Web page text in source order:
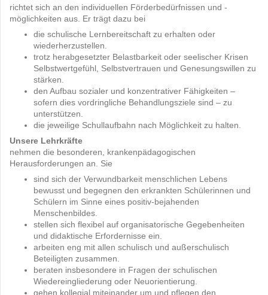
richtet sich an den individuellen Förderbedürfnissen und -
möglichkeiten aus. Er trägt dazu bei
die schulische Lernbereitschaft zu erhalten oder
wiederherzustellen.
trotz herabgesetzter Belastbarkeit oder seelischer Krisen
Selbstwertgefühl, Selbstvertrauen und Genesungswillen zu
stärken.
den Aufbau sozialer und konzentrativer Fähigkeiten –
sofern dies vordringliche Behandlungsziele sind – zu
unterstützen.
die jeweilige Schullaufbahn nach Möglichkeit zu halten.
Unsere Lehrkräfte
nehmen die besonderen, krankenpädagogischen
Herausforderungen an. Sie
sind sich der Verwundbarkeit menschlichen Lebens
bewusst und begegnen den erkrankten Schülerinnen und
Schülern im Sinne eines positiv-bejahenden
Menschenbildes.
stellen sich flexibel auf organisatorische Gegebenheiten
und didaktische Erfordernisse ein.
arbeiten eng mit allen schulisch und außerschulisch
Beteiligten zusammen.
beraten insbesondere in Fragen der schulischen
Wiedereingliederung oder Neuorientierung.
gehen kollegial miteinander um und pflegen den